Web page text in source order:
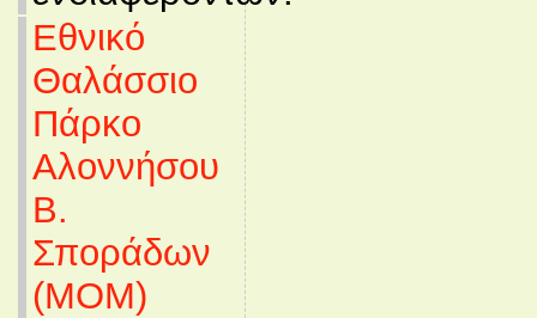
Εθνικό
Θαλάσσιο
Πάρκο
Αλοννήσου
Β.
Σποράδων
(MOM)